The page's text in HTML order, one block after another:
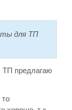
для ТП
ТП предлагаю